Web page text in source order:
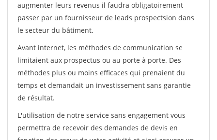
augmenter leurs revenus il faudra obligatoirement
passer par un fournisseur de leads prospectsion dans
le secteur du bâtiment.
Avant internet, les méthodes de communication se
limitaient aux prospectus ou au porte à porte. Des
méthodes plus ou moins efficaces qui prenaient du
temps et demandait un investissement sans garantie
de résultat.
L'utilisation de notre service sans engagement vous
permettra de recevoir des demandes de devis en